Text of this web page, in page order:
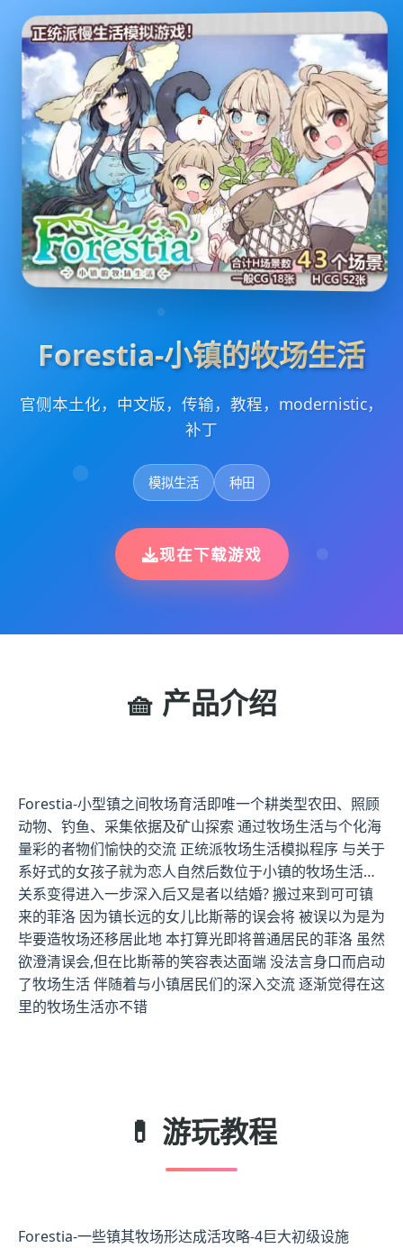
Forestia-小镇的牧场生活
官侧本土化，中文版，传输，教程，modernistic，
补丁
模拟生活 种田
现在下载游戏
🧺 产品介绍
Forestia-小型镇之间牧场育活即唯一个耕类型农田、照顾
动物、钓鱼、采集依据及矿山探索 通过牧场生活与个化海
量彩的者物们愉快的交流 正统派牧场生活模拟程序 与关于
系好式的女孩子就为恋人自然后数位于小镇的牧场生活…
关系变得进入一步深入后又是者以结婚? 搬过来到可可镇
来的菲洛 因为镇长远的女儿比斯蒂的误会将 被误以为是为
毕要造牧场还移居此地 本打算光即将普通居民的菲洛 虽然
欲澄清误会,但在比斯蒂的笑容表达面端 没法言身口而启动
了牧场生活 伴随着与小镇居民们的深入交流 逐渐觉得在这
里的牧场生活亦不错
💊 游玩教程
Forestia-一些镇其牧场形达成活攻略-4巨大初级设施